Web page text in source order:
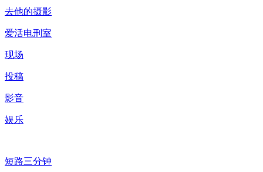
去他的摄影
爱活电刑室
现场
投稿
影音
娱乐
短路三分钟